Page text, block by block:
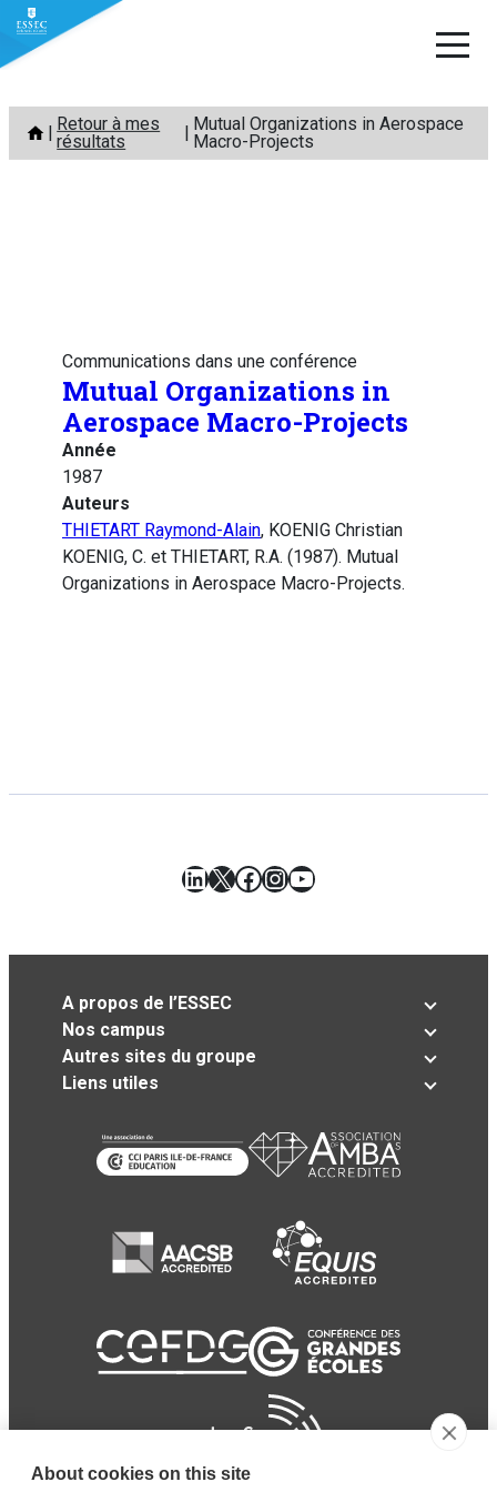
Aller
contenu
Retour à mes
résultats
Mutual Organizations in Aerospace
Macro-Projects
Communications dans une conférence
Mutual Organizations in
Aerospace Macro-Projects
Année
1987
Auteurs
THIETART Raymond-Alain, KOENIG Christian
KOENIG, C. et THIETART, R.A. (1987). Mutual
Organizations in Aerospace Macro-Projects.
LinkedIn
X Facebook
Instagram
YouTube
A propos de l’ESSEC
Nos campus
Autres sites du groupe
Liens utiles
About cookies on this site